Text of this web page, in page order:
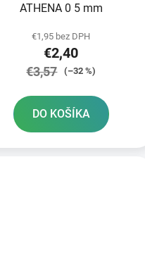
ATHENA 0 5 mm
€1,95 bez DPH
€2,40
€3,57 (–32 %)
DO KOŠÍKA